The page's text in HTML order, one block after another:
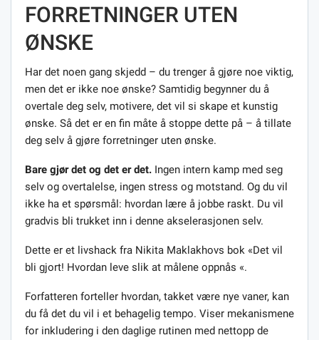
FORRETNINGER UTEN
ØNSKE
Har det noen gang skjedd – du trenger å gjøre noe viktig,
men det er ikke noe ønske? Samtidig begynner du å
overtale deg selv, motivere, det vil si skape et kunstig
ønske. Så det er en fin måte å stoppe dette på – å tillate
deg selv å gjøre forretninger uten ønske.
Bare gjør det og det er det. Ingen intern kamp med seg
selv og overtalelse, ingen stress og motstand. Og du vil
ikke ha et spørsmål: hvordan lære å jobbe raskt. Du vil
gradvis bli trukket inn i denne akselerasjonen selv.
Dette er et livshack fra Nikita Maklakhovs bok «Det vil
bli gjort! Hvordan leve slik at målene oppnås «.
Forfatteren forteller hvordan, takket være nye vaner, kan
du få det du vil i et behagelig tempo. Viser mekanismene
for inkludering i den daglige rutinen med nettopp de